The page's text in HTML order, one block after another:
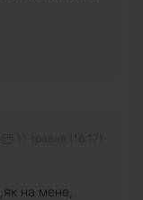
на мене,